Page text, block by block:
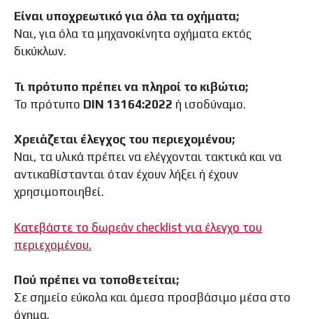
Είναι υποχρεωτικό για όλα τα οχήματα;
Ναι, για όλα τα μηχανοκίνητα οχήματα εκτός
δικύκλων.
Τι πρότυπο πρέπει να πληροί το κιβώτιο;
Το πρότυπο DIN 13164:2022 ή ισοδύναμο.
Χρειάζεται έλεγχος του περιεχομένου;
Ναι, τα υλικά πρέπει να ελέγχονται τακτικά και να
αντικαθίστανται όταν έχουν λήξει ή έχουν
χρησιμοποιηθεί.
Κατεβάστε το δωρεάν checklist για έλεγχο του
περιεχομένου.
Πού πρέπει να τοποθετείται;
Σε σημείο εύκολα και άμεσα προσβάσιμο μέσα στο
όχημα.